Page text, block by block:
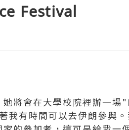
Festival
她將會在大學校院裡辦
有時間可以去伊朗參與